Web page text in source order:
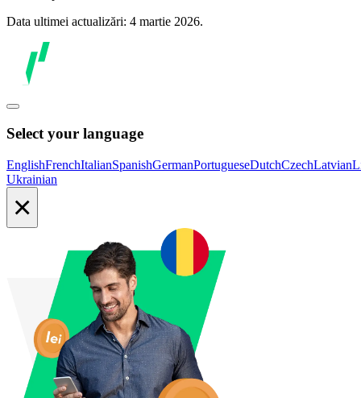
Data ultimei actualizări: 4 martie 2026.
Select your language
EnglishFrenchItalianSpanishGermanPortugueseDutchCzechLatvian
Ukrainian
×